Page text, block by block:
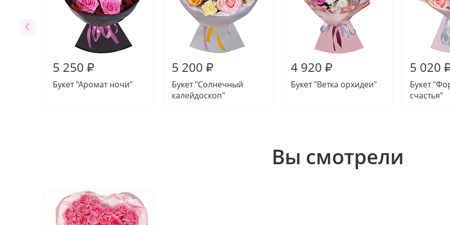
5 250 ₽
Букет "Аромат ночи"
5 200 ₽
Букет "Солнечный
калейдоскоп"
4 920 ₽
Букет "Ветка орхидеи"
5 020
Букет
счастья"
Вы смотрели